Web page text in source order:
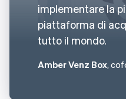
implementare la
piattaforma di
tutto il mondo.
Amber Venz Box,